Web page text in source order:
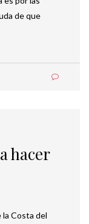
de que
hacer
la Costa del